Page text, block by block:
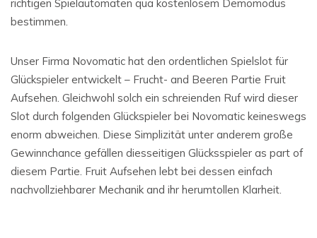
richtigen Spielautomaten qua kostenlosem Demomodus
bestimmen.
Unser Firma Novomatic hat den ordentlichen Spielslot für
Glückspieler entwickelt – Frucht- and Beeren Partie Fruit
Aufsehen. Gleichwohl solch ein schreienden Ruf wird dieser
Slot durch folgenden Glückspieler bei Novomatic keineswegs
enorm abweichen. Diese Simplizität unter anderem große
Gewinnchance gefällen diesseitigen Glücksspieler as part of
diesem Partie. Fruit Aufsehen lebt bei dessen einfach
nachvollziehbarer Mechanik and ihr herumtollen Klarheit.